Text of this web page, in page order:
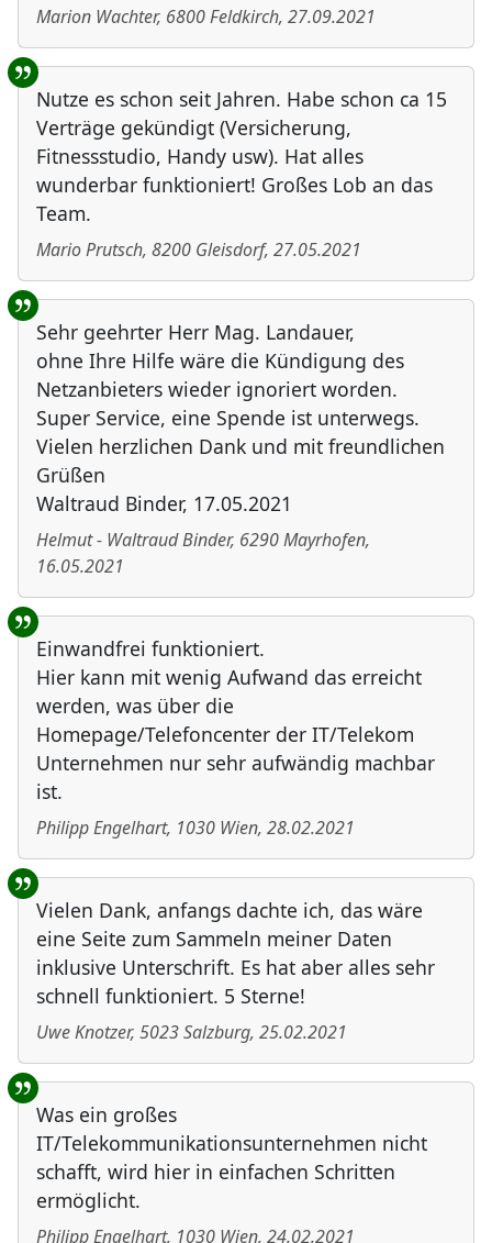
Marion Wachter, 6800Feldkirch, 27.09.2021
Nutze es schon seit Jahren. Habe schon ca 15
Verträge gekündigt (Versicherung,
Fitnessstudio, Handy usw). Hat alles
wunderbar funktioniert! Großes Lob an das
Team.
Mario Prutsch, 8200 Gleisdorf, 27.05.2021
Sehr geehrter Herr Mag. Landauer,
ohne Ihre Hilfe wäre die Kündigung des
Netzanbieters wieder ignoriert worden.
Super Service, eine Spende ist unterwegs.
Vielen herzlichen Dank und mit freundlichen
Grüßen
Waltraud Binder, 17.05.2021
Helmut - Waltraud Binder, 6290Mayrhofen,
16.05.2021
Einwandfrei funktioniert.
Hier kann mit wenig Aufwand das erreicht
werden, was über die
Homepage/Telefoncenter der IT/Telekom
Unternehmen nur sehr aufwändig machbar
ist.
Philipp Engelhart, 1030 Wien, 28.02.2021
Vielen Dank, anfangs dachte ich, das wäre
eine Seite zum Sammeln meiner Daten
inklusive Unterschrift. Es hat aber alles sehr
schnell funktioniert. 5 Sterne!
Uwe Knotzer, 5023Salzburg, 25.02.2021
Was ein großes
IT/Telekommunikationsunternehmen nicht
schafft, wird hier in einfachen Schritten
ermöglicht.
Philipp Engelhart, 1030 Wien, 24.02.2021